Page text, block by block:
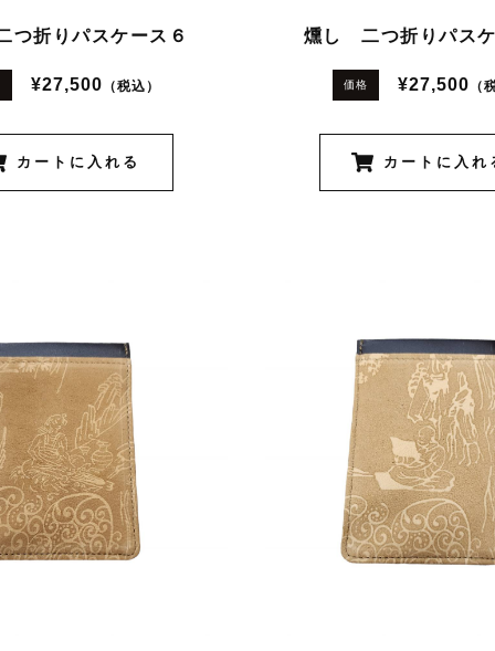
折りパスケース６
¥27,500 （税込）
カートに入れる
燻し 二つ折りパス
価格 ¥27,500 （
カートに入れ